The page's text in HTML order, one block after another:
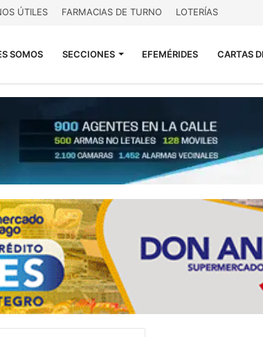
ÚTILES FARMACIAS DE TURNO LOTERÍAS
SOMOS SECCIONES EFEMÉRIDES CARTAS